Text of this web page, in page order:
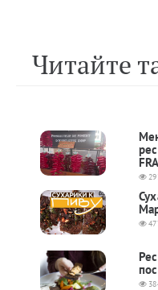
Читайте